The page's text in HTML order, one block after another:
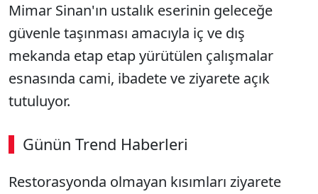
Mimar Sinan'ın ustalık eserinin geleceğe
güvenle taşınması amacıyla iç ve dış
mekanda etap etap yürütülen çalışmalar
esnasında cami, ibadete ve ziyarete açık
tutuluyor.
Günün Trend Haberleri
00:03 / 08:06
Sesi Aç
Restorasyonda olmayan kısımları ziyarete